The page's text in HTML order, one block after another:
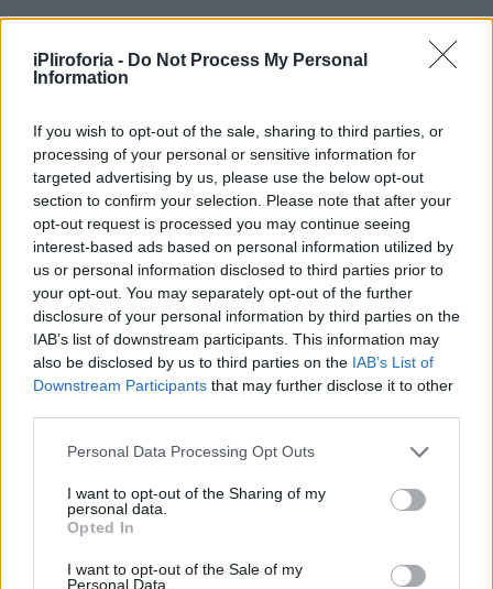
iPliroforia - Do Not Process My Personal
Information
If you wish to opt-out of the sale, sharing to third parties, or
processing of your personal or sensitive information for
targeted advertising by us, please use the below opt-out
section to confirm your selection. Please note that after your
opt-out request is processed you may continue seeing
interest-based ads based on personal information utilized by
us or personal information disclosed to third parties prior to
your opt-out. You may separately opt-out of the further
disclosure of your personal information by third parties on the
IAB’s list of downstream participants. This information may
also be disclosed by us to third parties on the IAB’s List of
Downstream Participants that may further disclose it to other
Personal Data Processing Opt Outs
I want to opt-out of the Sharing of my
personal data.
Opted In
I want to opt-out of the Sale of my
Personal Data.